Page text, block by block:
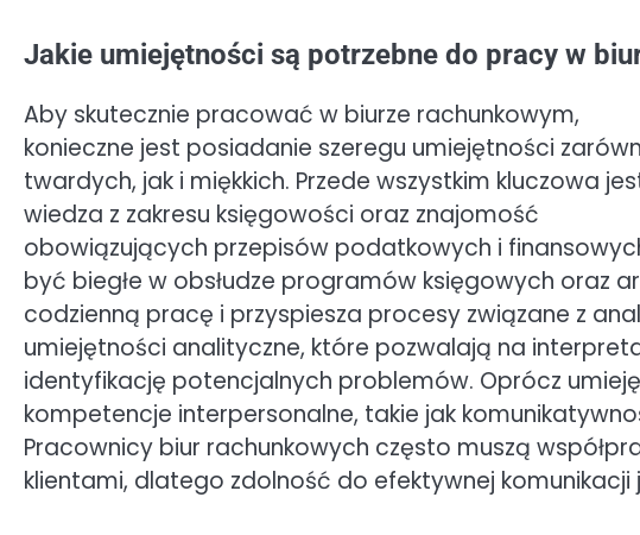
Jakie umiejętności są potrzebne do pracy w
Aby skutecznie pracować w biurze rachunkowym,
konieczne jest posiadanie szeregu umiejętności
twardych, jak i miękkich. Przede wszystkim kluczowa
wiedza z zakresu księgowości oraz znajomość
obowiązujących przepisów podatkowych i
być biegłe w obsłudze programów księgowych oraz
codzienną pracę i przyspiesza procesy związane z
umiejętności analityczne, które pozwalają na
identyfikację potencjalnych problemów. Oprócz
kompetencje interpersonalne, takie jak
Pracownicy biur rachunkowych często muszą
klientami, dlatego zdolność do efektywnej komunikacji